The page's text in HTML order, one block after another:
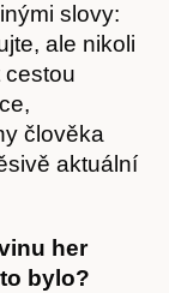
slovy:
ale nikoli
člověka
aktuální
her
bylo?